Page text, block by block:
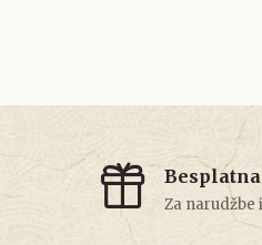
Za narudžbe